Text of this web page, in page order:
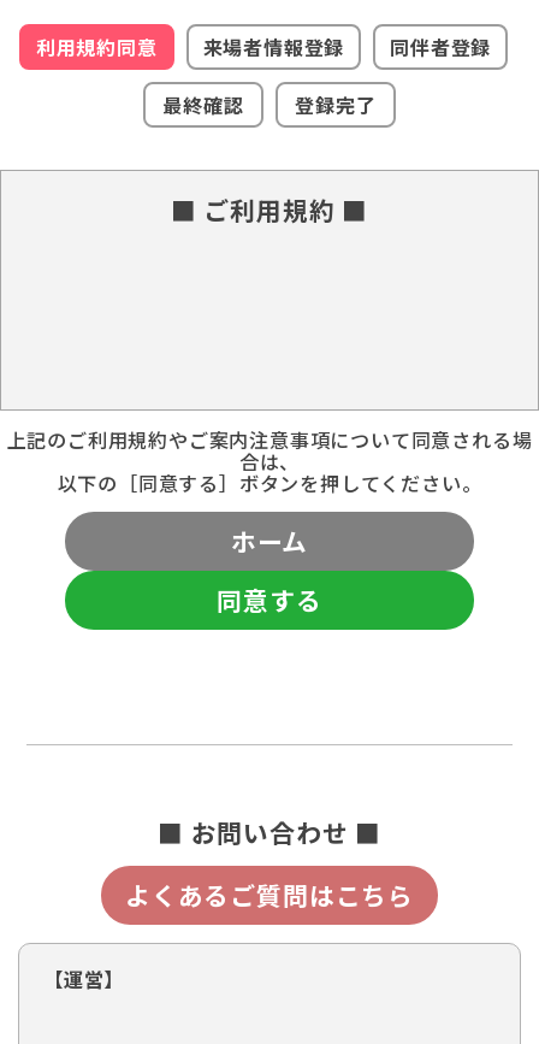
利用規約同意 来場者情報登録
同伴者登録
最終確認
登録完了
■ ご利用規約 ■
上記のご利用規約やご案内注意事項について同意される場
合は、
以下の［同意する］ボタンを押してください。
ホーム
同意する
■ お問い合わせ ■
よくあるご質問はこちら
【運営】